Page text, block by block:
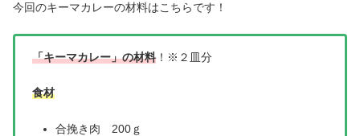
今回のキーマカレーの材料はこちらです！
「キーマカレー」の材料 ！※２皿分
食材
合挽き肉 200ｇ